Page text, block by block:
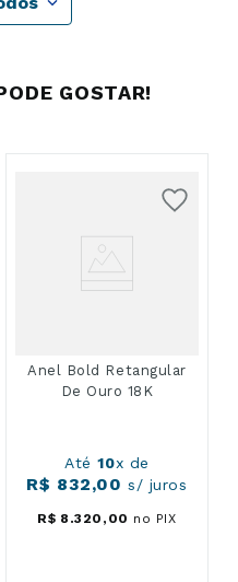
GOSTAR!
Anel Bold Retangular
De Ouro 18K
Até10x de
R$ 832,00 s/ juros
R$ 8 .320 , 00 no PIX